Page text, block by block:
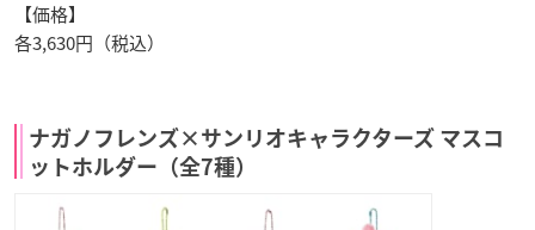
【価格】
各3,630円（税込）
ナガノフレンズ×サンリオキャラクターズ マスコ
ットホルダー（全7種）